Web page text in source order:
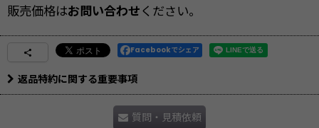
販売価格はお問い合わせください。
Facebookでシェア
返品特約に関する重要事項
質問・見積依頼